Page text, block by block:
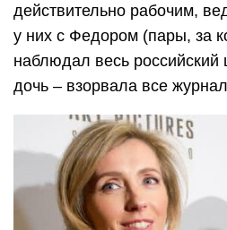
действительно рабочим,
у них с Федором (пары, за
наблюдал весь российский
дочь – взорвала все